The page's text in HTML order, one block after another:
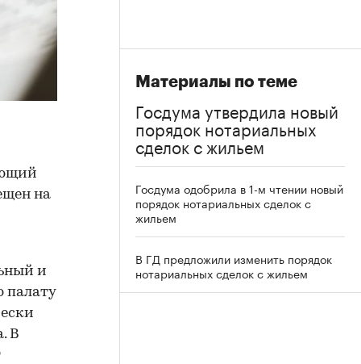
на
и
палату
В
Материалы по теме
Госдума утвердила новый
порядок нотариальных
сделок с жильем
Госдума одобрила в 1-м чтении новый
порядок нотариальных сделок с
жильем
В ГД предложили изменить порядок
нотариальных сделок с жильем